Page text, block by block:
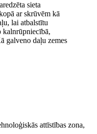
sieta
ar skrūvēm kā
lai atbalstītu
kalnrūpniecībā,
galveno daļu zemes
attīstības zona,